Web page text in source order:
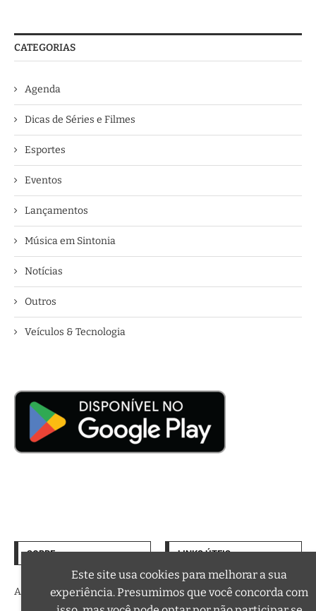
CATEGORIAS
Agenda
Dicas de Séries e Filmes
Esportes
Eventos
Lançamentos
Música em Sintonia
Notícias
Outros
Veículos & Tecnologia
SOBRE
A trilha sonora da sua vida
LINKS ÚTEIS
Termos de Uso
Política de Privacidade
Este site usa cookies para melhorar a sua
experiência. Presumimos que você concorda com